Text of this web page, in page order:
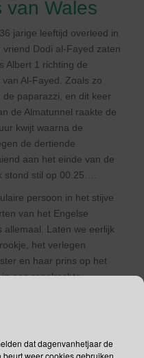
dat dagenvanhetjaar de
weer cookies gebruiken.
van Wales
jarige leeftijd overleed in
Dodi al-Fayed zaten
Albert 1 richting de
Al-Fayed. Zoals zo
paparazzi, en dit keer
de Almatunnel raakte de
kwijt waarna de
de dertiende
aan het einde van de
stond stil op 00.25….
persoon in het stijve
van het Engelse
allemaal. Laten we eerlijk
het verlegen
en haar prins op het
een regelrechte
zonen, die toen 15 en 12